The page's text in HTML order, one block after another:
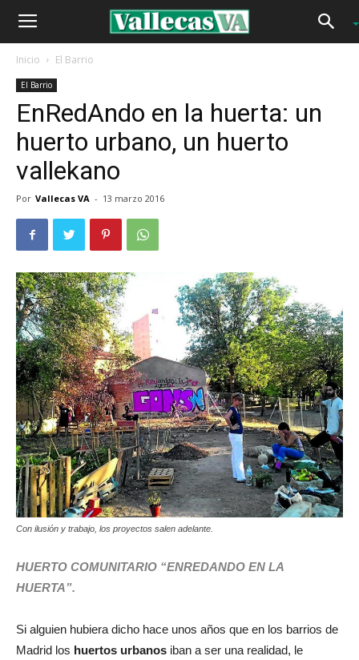
Inicio El Barrio
El Barrio
EnRedAndo en la huerta: un
huerto urbano, un huerto
vallekano
Por Vallecas VA - 13 marzo 2016
Con ilusión y trabajo, los proyectos salen adelante.
HUERTO COMUNITARIO “ENREDANDO EN LA
HUERTA”.
Si alguien hubiera dicho hace unos años que en los barrios de
Madrid los huertos urbanos iban a ser una realidad, le